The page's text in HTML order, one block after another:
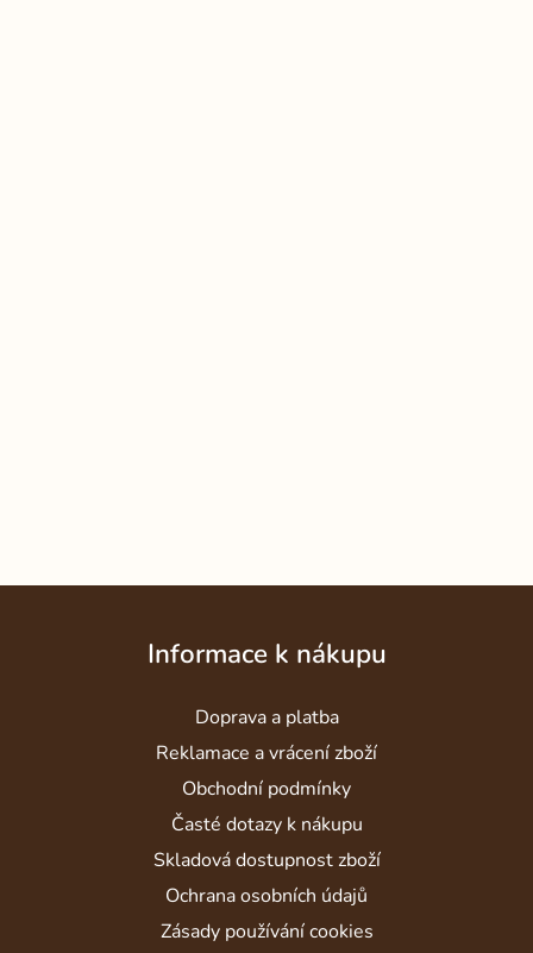
Informace k nákupu
Doprava a platba
Reklamace a vrácení zboží
Obchodní podmínky
Časté dotazy k nákupu
Skladová dostupnost zboží
Ochrana osobních údajů
Zásady používání cookies